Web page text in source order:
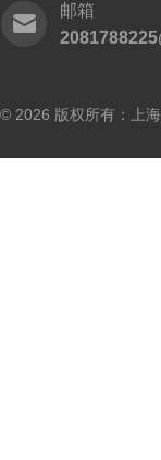
邮箱
© 2026 版权所有：上